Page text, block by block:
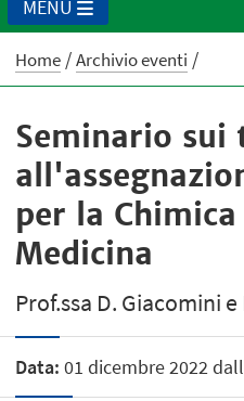
MENU
Home Archivio eventi
Seminario sui
per la
Medicina
Prof.ssa D. Giacomini
Data: 01 dicembre 2022